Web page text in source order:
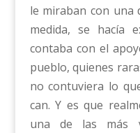
le miraban con una
medida, se hacía
contaba con el
pueblo, quienes
no contuviera lo
can. Y es que
una de las más